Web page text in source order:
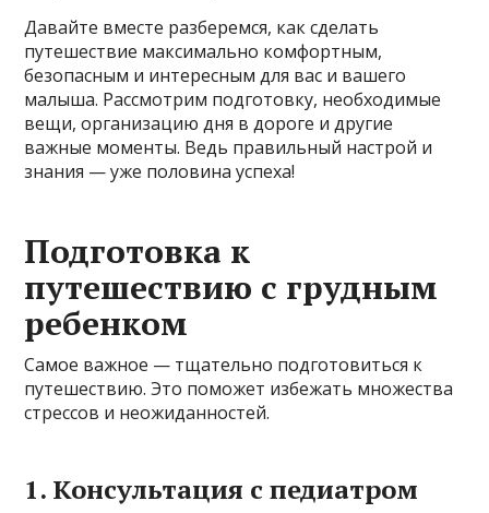
Давайте вместе разберемся, как сделать
путешествие максимально комфортным,
безопасным и интересным для вас и вашего
малыша. Рассмотрим подготовку, необходимые
вещи, организацию дня в дороге и другие
важные моменты. Ведь правильный настрой и
знания — уже половина успеха!
Подготовка к
путешествию с грудным
ребенком
Самое важное — тщательно подготовиться к
путешествию. Это поможет избежать множества
стрессов и неожиданностей.
1. Консультация с педиатром